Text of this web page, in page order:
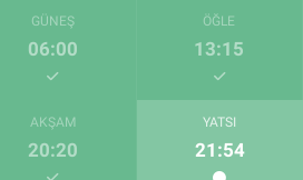
GÜNEŞ
06:00
ÖĞLE
13:15
AKŞAM
20:20
YATSI
21:54